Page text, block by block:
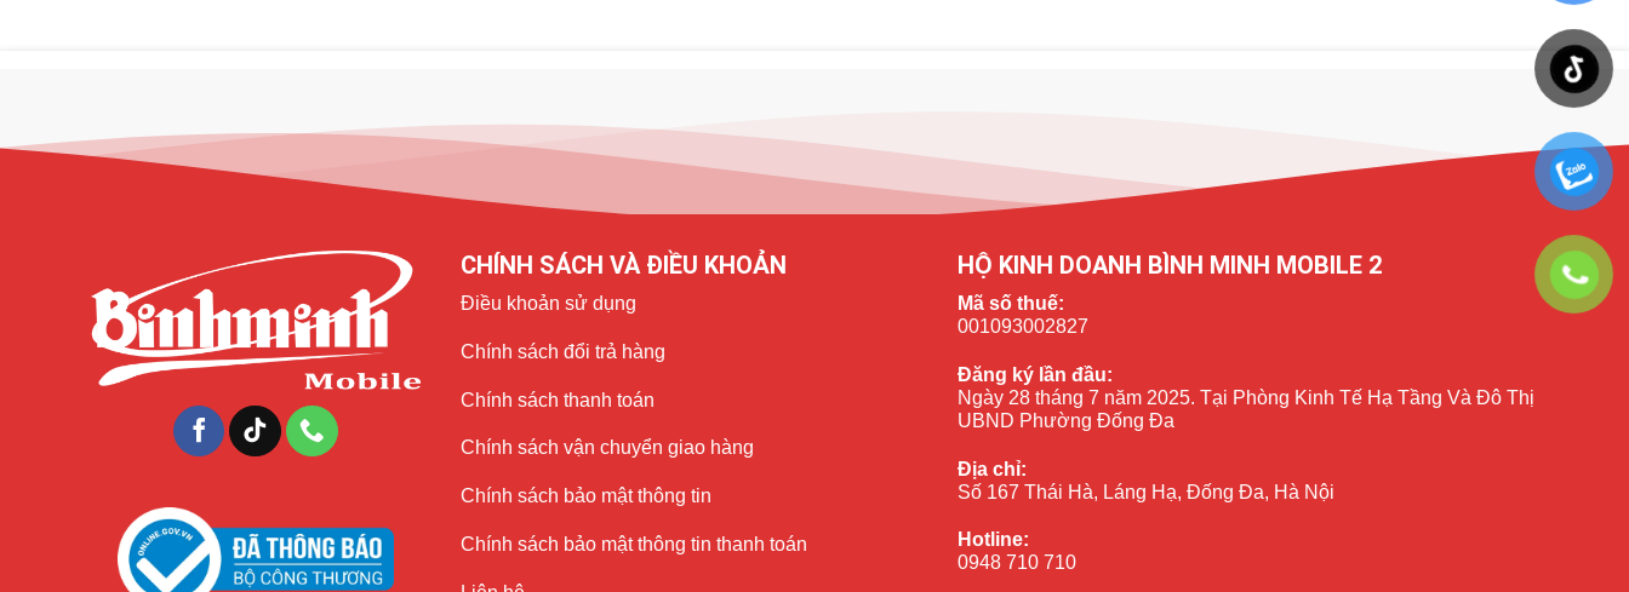
Đi kèm là12GB RAM LPDDR5Xvà bộ nhớ trong256GB UFS 4.0siêu nhanh, giúp mọi tác vụ – từ chơi game 3D nặng, quay
phim 8K hay xử lý AI – đều chạy mượt mà, không giật lag.
Trí tuệ nhân tạo Galaxy AI – Trợ thủ đắc lực thời đại mới
Dịch trực tiếp cuộc gọi
Tóm tắt ghi chú thông minh
CHÍNH SÁCH VÀ ĐIỀU KHOẢN
Điều khoản sử dụng
Chính sách đổi trả hàng
Chính sách thanh toán
Chính sách vận chuyển giao hàng
Chính sách bảo mật thông tin
Chính sách bảo mật thông tin thanh toán
HỘ KINH DOANH BÌNH MINH MOBILE 2
Mã số thuế:
001093002827
Đăng ký lần đầu:
Ngày 28 tháng 7 năm 2025. Tại Phòng Kinh Tế Hạ Tầng Và Đô Thị
UBND Phường Đống Đa
Địa chỉ:
Số 167 Thái Hà, Láng Hạ, Đống Đa, Hà Nội
Hotline:
0948 710 710